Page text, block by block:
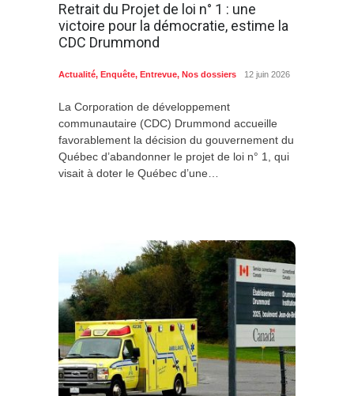
Retrait du Projet de loi n° 1 : une
victoire pour la démocratie, estime la
CDC Drummond
Actualité, Enquête, Entrevue, Nos dossiers 12 juin 2026
La Corporation de développement
communautaire (CDC) Drummond accueille
favorablement la décision du gouvernement du
Québec d’abandonner le projet de loi n° 1, qui
visait à doter le Québec d’une…